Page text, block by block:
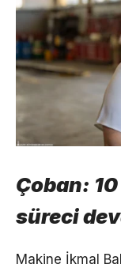
Çoban:
süreci
Makine İkmal